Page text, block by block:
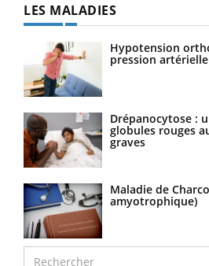
LES MALADIES
Hypotension
pression
Drépanocytose :
globules rouges
graves
Maladie de
amyotrophique)